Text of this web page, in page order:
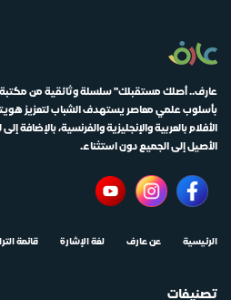
عارف.. أصلك مستقبلك" سلسلة وثائقية من
بأسلوب علمي معاصر يستهدف الشباب لتعزيز
الأفلام بالعربية والإنجليزية والفرنسية، بالإضافة
الأصيل إلى الجميع دون استثناء.
الرئيسية عن عارف لغة الإشارة قائمة
تصنيفات